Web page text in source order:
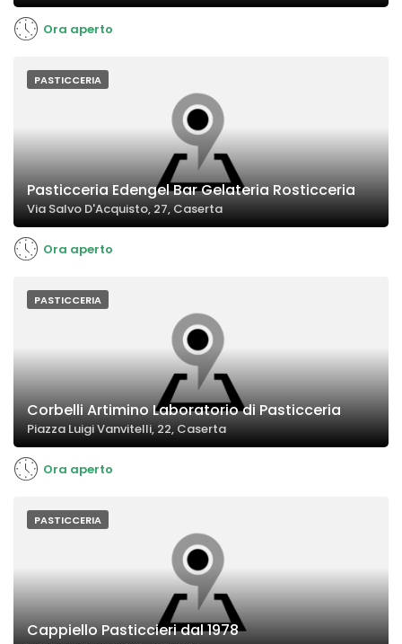
Ora aperto
PASTICCERIA
Pasticceria Edengel Bar Gelateria Rosticceria
Via Salvo D'Acquisto, 27, Caserta
Ora aperto
PASTICCERIA
Corbelli Artimino Laboratorio di Pasticceria
Piazza Luigi Vanvitelli, 22, Caserta
Ora aperto
PASTICCERIA
Cappiello Pasticcieri dal 1978